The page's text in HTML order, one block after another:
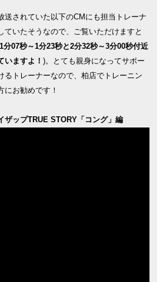
送されていた以下のCMにも担当トレーナ
ていたそうなので、ご覧いただけますと
分07秒～1分23秒と2分32秒～3分00秒付近
いますよ！ )。とても親身になってサポー
るトレーナーなので、柏店でトレーニン
にお勧めです！
ザップTRUE STORY「コング」編